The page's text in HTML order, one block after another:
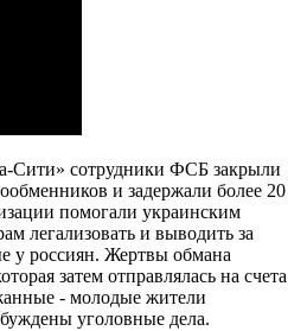
Сити» сотрудники ФСБ закрыли
и задержали более 20
помогали украинским
легализовать и выводить за
у россиян. Жертвы обмана
затем отправлялась на счета
- молодые жители
уголовные дела.